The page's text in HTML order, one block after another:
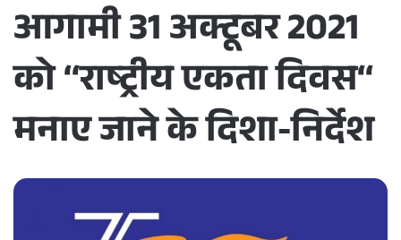
आगामी 31 अक्टूबर 2021
को ‘‘राष्ट्रीय एकता दिवस‘‘
मनाए जाने के दिशा-निर्देश